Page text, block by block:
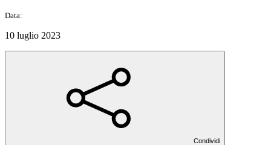
Data:
10 luglio 2023
Condividi